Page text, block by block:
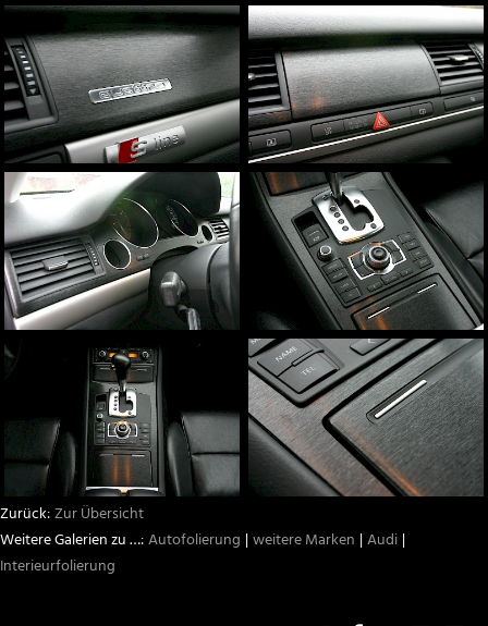
Infrastruktur
Zur Übersicht
Autofolierung weitere Marken Audi
Interieurfolierung